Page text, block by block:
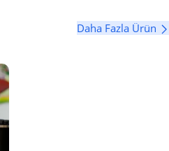
Daha Fazla Ürün